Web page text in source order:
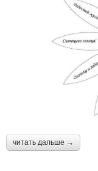
читать дальше →